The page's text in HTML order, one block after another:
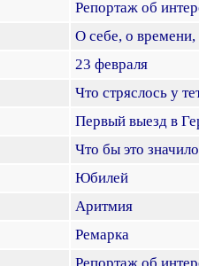
Репортаж об
О себе, о
23 февраля
Что стряслось у
Первый выезд в
Что бы это значило
Юбилей
Аритмия
Ремарка